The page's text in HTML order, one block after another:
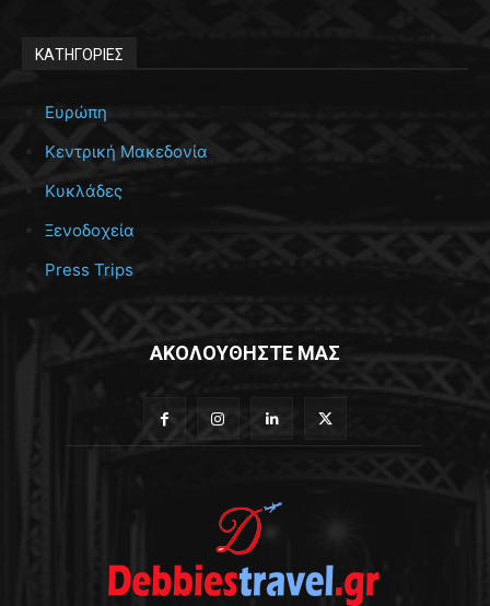
ΚΑΤΗΓΟΡΙΕΣ
Ευρώπη
Κεντρική Μακεδονία
Κυκλάδες
Ξενοδοχεία
Press Trips
ΑΚΟΛΟΥΘΗΣΤΕ ΜΑΣ